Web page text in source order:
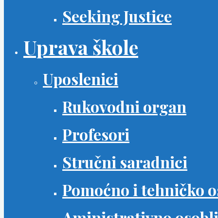
Seeking Justice
Uprava škole
Uposlenici
Rukovodni organ
Profesori
Stručni saradnici
Pomoćno i tehničko